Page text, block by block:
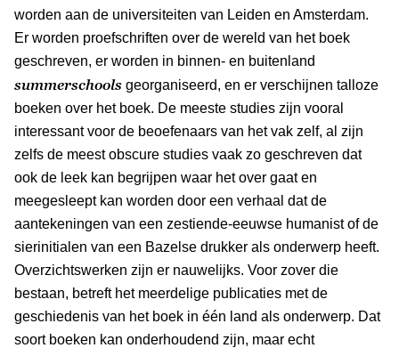
worden aan de universiteiten van Leiden en Amsterdam.
Er worden proefschriften over de wereld van het boek
geschreven, er worden in binnen- en buitenland
summerschools georganiseerd, en er verschijnen talloze
boeken over het boek. De meeste studies zijn vooral
interessant voor de beoefenaars van het vak zelf, al zijn
zelfs de meest obscure studies vaak zo geschreven dat
ook de leek kan begrijpen waar het over gaat en
meegesleept kan worden door een verhaal dat de
aantekeningen van een zestiende-eeuwse humanist of de
sierinitialen van een Bazelse drukker als onderwerp heeft.
Overzichtswerken zijn er nauwelijks. Voor zover die
bestaan, betreft het meerdelige publicaties met de
geschiedenis van het boek in één land als onderwerp. Dat
soort boeken kan onderhoudend zijn, maar echt